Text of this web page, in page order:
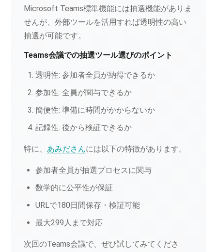
Microsoft Teams標準機能には抽選機能がありま
せんが、外部ツールを活用すれば透明性の高い
抽選が可能です。
Teams会議での抽選ツール選びのポイント
透明性: 参加者全員が納得できるか
参加性: 全員が関与できるか
簡便性: 準備に時間がかからないか
記録性: 後から検証できるか
特に、 あみださんには以下の特徴があります。
参加者全員が抽選プロセスに関与
数学的に公平性が保証
URLで180日間保存・検証可能
最大299人まで対応
次回のTeams会議で、ぜひ試してみてくださ